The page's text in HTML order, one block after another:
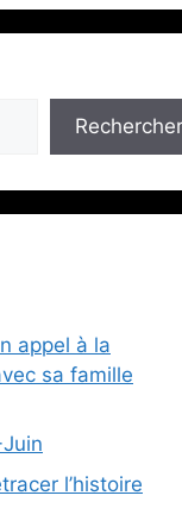
Rechercher
appel à la
sa famille
l’histoire